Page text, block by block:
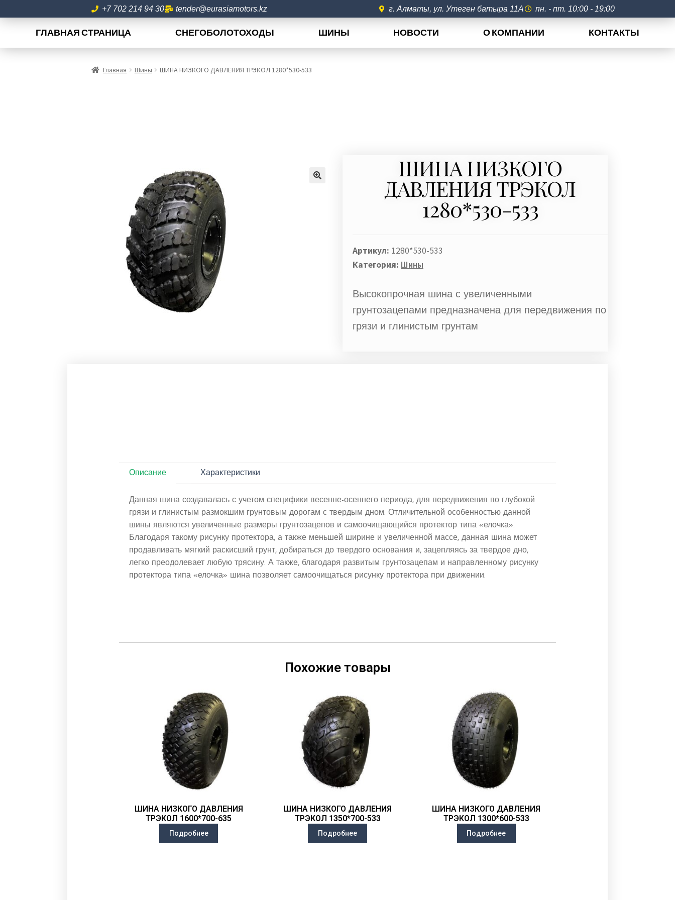
+7 702 214 94 30 tender@eurasiamotors.kz г. Алматы, ул. Утеген батыра 11А пн. - пт. 10:00 - 19:00
ГЛАВНАЯ СТРАНИЦА СНЕГОБОЛОТОХОДЫ ШИНЫ НОВОСТИ О КОМПАНИИ КОНТАКТЫ
Главная Шины ШИНА НИЗКОГО ДАВЛЕНИЯ ТРЭКОЛ 1280*530-533
ШИНА НИЗКОГО
ДАВЛЕНИЯ ТРЭКОЛ
1280*530-533
Артикул: 1280*530-533
Категория: Шины
Высокопрочная шина с увеличенными
грунтозацепами предназначена для передвижения по
грязи и глинистым грунтам
Описание Характеристики
Данная шина создавалась с учетом специфики весенне-осеннего периода, для передвижения по глубокой
грязи и глинистым размокшим грунтовым дорогам с твердым дном. Отличительной особенностью данной
шины являются увеличенные размеры грунтозацепов и самоочищающийся протектор типа «елочка».
Благодаря такому рисунку протектора, а также меньшей ширине и увеличенной массе, данная шина может
продавливать мягкий раскисший грунт, добираться до твердого основания и, зацепляясь за твердое дно,
легко преодолевает любую трясину. А также, благодаря развитым грунтозацепам и направленному рисунку
протектора типа «елочка» шина позволяет самоочищаться рисунку протектора при движении.
Похожие товары
ШИНА НИЗКОГО ДАВЛЕНИЯ
ТРЭКОЛ 1600*700-635
Подробнее
ШИНА НИЗКОГО ДАВЛЕНИЯ
ТРЭКОЛ 1350*700-533
Подробнее
ШИНА НИЗКОГО ДАВЛЕНИЯ
ТРЭКОЛ 1300*600-533
Подробнее